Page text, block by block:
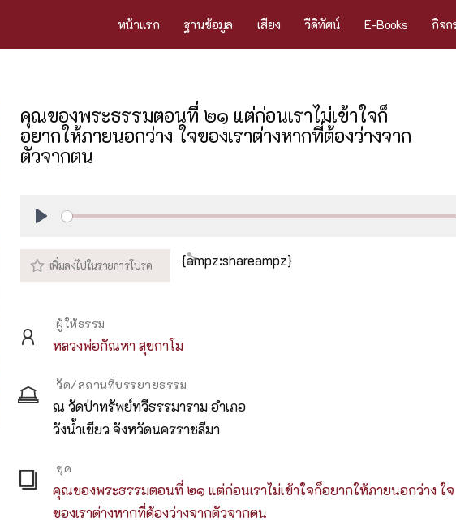
หน้าแรก ฐานข้อมูล เสียง วีดิทัศน์ E-Books กิจก
คุณของพระธรรมตอนที่ ๒๑ แต่ก่อนเราไม่เข้าใจก็
อยากให้ภายนอกว่าง ใจของเราต่างหากที่ต้องว่างจาก
ตัวจากตน
{ampz:shareampz}
ผู้ให้ธรรม
หลวงพ่อกัณหา สุขกาโม
วัด/สถานที่บรรยายธรรม
ณ วัดป่าทรัพย์ทวีธรรมาราม อำเภอ
วังน้ำเขียว จังหวัดนครราชสีมา
ชุด
คุณของพระธรรมตอนที่ ๒๑ แต่ก่อนเราไม่เข้าใจก็อยากให้ภายนอกว่าง ใจ
ของเราต่างหากที่ต้องว่างจากตัวจากตน